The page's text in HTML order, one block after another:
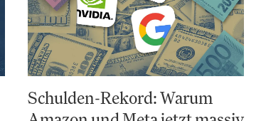
Schulden-Rekord: Warum